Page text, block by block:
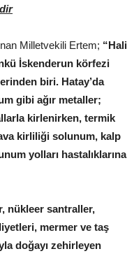
Milletvekili Ertem; “Hali
İskenderun körfezi
biri. Hatay’da
gibi ağır metaller;
kirlenirken, termik
kirliliği solunum, kalp
yolları hastalıklarına
nükleer santraller,
mermer ve taş
doğayı zehirleyen